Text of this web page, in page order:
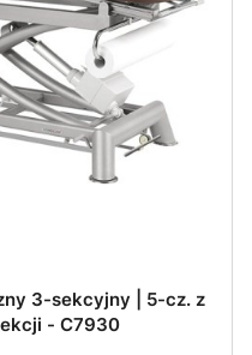
3-sekcyjny | 5-cz. z
- C7930